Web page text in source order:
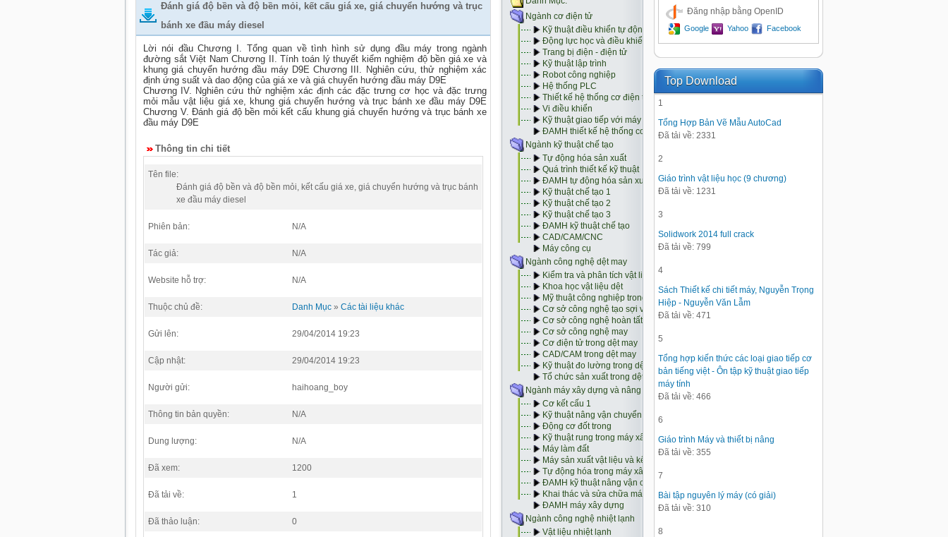
Đánh giá độ bền và độ bền mỏi, kết cấu giá xe, giá chuyển hướng và trục
bánh xe đầu máy diesel
Lời nói đầu Chương I. Tổng quan về tình hình sử dụng đầu máy trong ngành
đường sắt Việt Nam Chương II. Tính toán lý thuyết kiểm nghiệm độ bền giá xe và
khung giá chuyển hướng đầu máy D9E Chương III. Nghiên cứu, thử nghiệm xác
định ứng suất và dao động của giá xe và giá chuyển hướng đầu máy D9E
Chương IV. Nghiên cứu thử nghiệm xác định các đặc trưng cơ học và đặc trưng
mỏi mẫu vật liệu giá xe, khung giá chuyển hướng và trục bánh xe đầu máy D9E
Chương V. Đánh giá độ bền mỏi kết cấu khung giá chuyển hướng và trục bánh xe
đầu máy D9E
Thông tin chi tiết
Tên file:
Đánh giá độ bền và độ bền mỏi, kết cấu giá xe, giá chuyển hướng và trục bánh
xe đầu máy diesel
Phiên bản: N/A
Tác giả: N/A
Website hỗ trợ: N/A
Thuộc chủ đề: Danh Mục» Các tài liệu khác
Gửi lên: 29/04/2014 19:23
Cập nhật: 29/04/2014 19:23
Người gửi: haihoang_boy
Thông tin bản quyền: N/A
Dung lượng: N/A
Đã xem: 1200
Đã tải về: 1
Đã thảo luận: 0
Đăng nhập bằng OpenID
Google Yahoo Facebook
Top Download
1
Tổng Hợp Bản Vẽ Mẫu AutoCad
Đã tải về: 2331
2
Giáo trình vật liệu học (9 chương)
Đã tải về: 1231
3
Solidwork 2014 full crack
Đã tải về: 799
4
Sách Thiết kế chi tiết máy, Nguyễn Trọng
Hiệp - Nguyễn Văn Lẫm
Đã tải về: 471
5
Tổng hợp kiến thức các loại giao tiếp cơ
bản tiếng việt - Ôn tập kỹ thuật giao tiếp
máy tính
Đã tải về: 466
6
Giáo trình Máy và thiết bị nâng
Đã tải về: 355
7
Bài tập nguyên lý máy (có giải)
Đã tải về: 310
8